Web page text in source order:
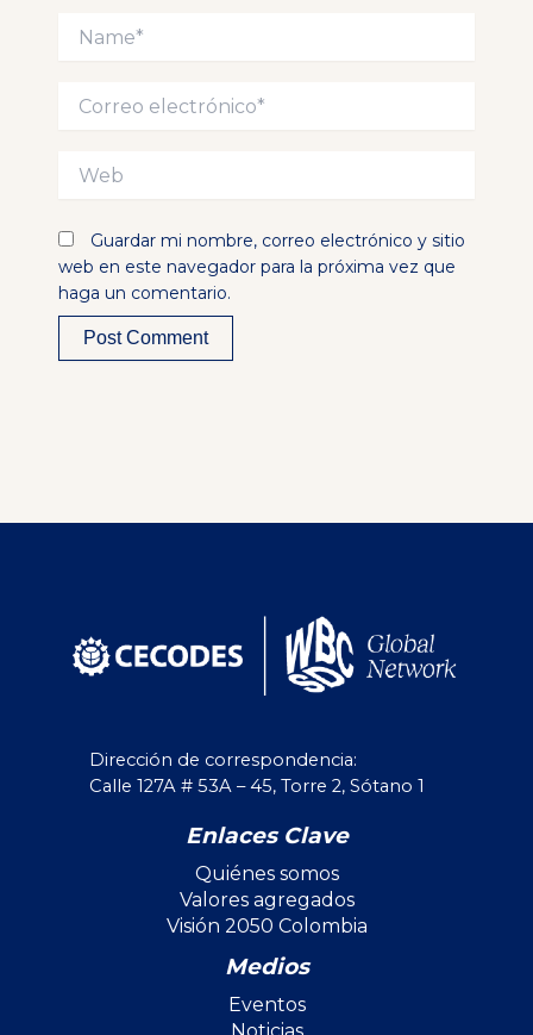
electrónico*
Guardar mi nombre, correo electrónico y sitio
web en este navegador para la próxima vez que
haga un comentario.
Dirección de correspondencia:
Calle 127A # 53A – 45, Torre 2, Sótano 1
Enlaces Clave
Quiénes somos
Valores agregados
Visión 2050 Colombia
Medios
Eventos